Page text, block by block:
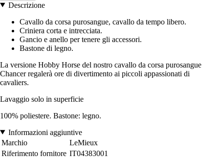
Descrizione
Cavallo da corsa purosangue, cavallo da tempo libero.
Criniera corta e intrecciata.
Gancio e anello per tenere gli accessori.
Bastone di legno.
La versione Hobby Horse del nostro cavallo da corsa purosangue
Chancer regalerà ore di divertimento ai piccoli appassionati di
cavaliers.
Lavaggio solo in superficie
100% poliestere. Bastone: legno.
Informazioni aggiuntive
Marchio
LeMieux
Riferimento fornitore IT04383001